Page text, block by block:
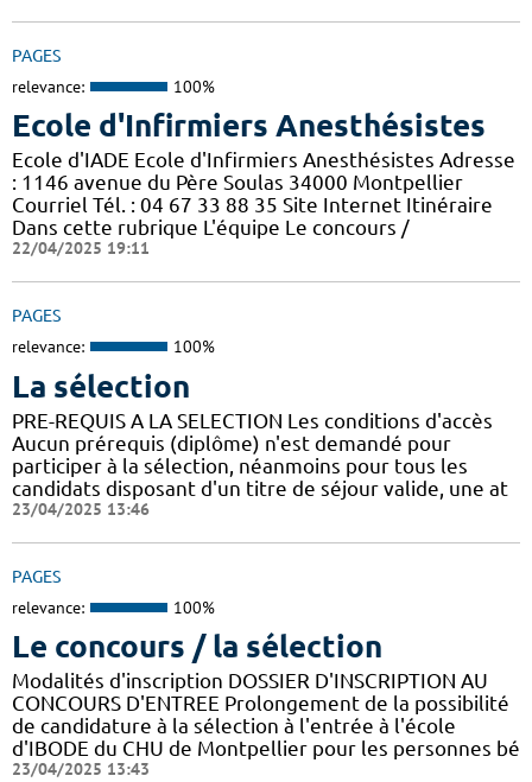
PAGES
relevance: 100%
Ecole d'Infirmiers Anesthésistes
Ecole d'IADE Ecole d'Infirmiers Anesthésistes Adresse
: 1146 avenue du Père Soulas 34000 Montpellier
Courriel Tél. : 04 67 33 88 35 Site Internet Itinéraire
Dans cette rubrique L'équipe Le concours /
22/04/2025 19:11
PAGES
relevance: 100%
La sélection
PRE-REQUIS A LA SELECTION Les conditions d'accès
Aucun prérequis (diplôme) n'est demandé pour
participer à la sélection, néanmoins pour tous les
candidats disposant d'un titre de séjour valide, une at
23/04/2025 13:46
PAGES
relevance: 100%
Le concours / la sélection
Modalités d'inscription DOSSIER D'INSCRIPTION AU
CONCOURS D'ENTREE Prolongement de la possibilité
de candidature à la sélection à l'entrée à l'école
d'IBODE du CHU de Montpellier pour les personnes bé
23/04/2025 13:43